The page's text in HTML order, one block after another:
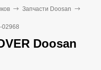
Запчасти Doosan
02968
Doosan